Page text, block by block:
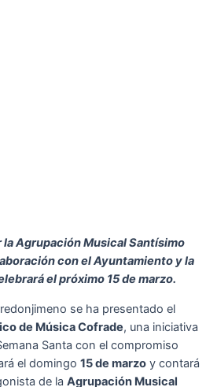
Agrupación Musical Santísimo
con el Ayuntamiento y la
el próximo 15 de marzo.
se ha presentado el
de Música Cofrade, una iniciativa
Santa con el compromiso
el domingo 15 de marzo y contará
de la Agrupación Musical